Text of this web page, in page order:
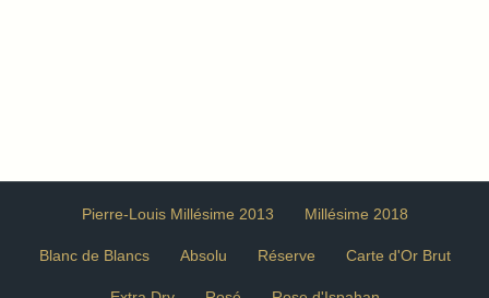
Pierre-Louis Millésime 2013 Millésime 2018
Blanc de Blancs Absolu Réserve Carte d'Or Brut